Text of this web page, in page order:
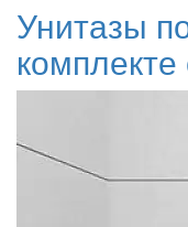
Унитазы